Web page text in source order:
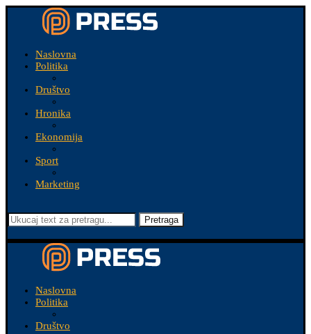
Naslovna
Politika
Društvo
Hronika
Ekonomija
Sport
Marketing
Pretraga
Naslovna
Politika
Društvo